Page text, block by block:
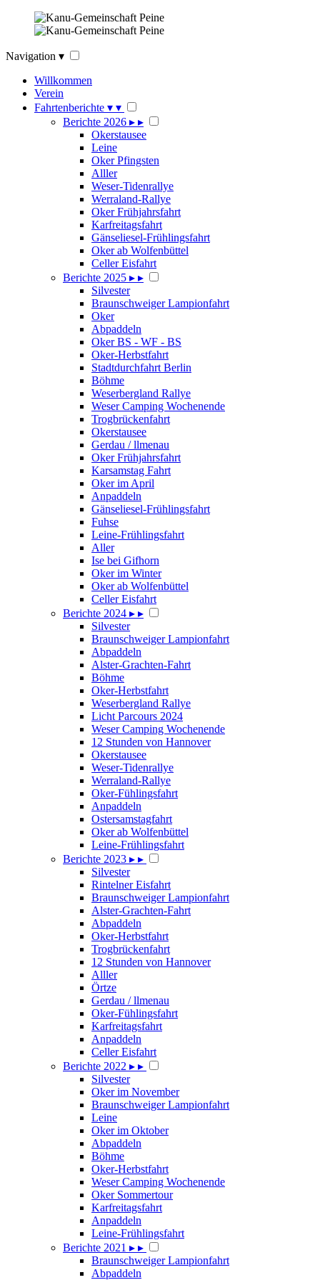
Navigation ▾
Willkommen
Verein
Fahrtenberichte ▾ ▾
Berichte 2026 ▸ ▸
Okerstausee
Leine
Oker Pfingsten
Alller
Weser-Tidenrallye
Werraland-Rallye
Oker Frühjahrsfahrt
Karfreitagsfahrt
Gänseliesel-Frühlingsfahrt
Oker ab Wolfenbüttel
Celler Eisfahrt
Berichte 2025 ▸ ▸
Silvester
Braunschweiger Lampionfahrt
Oker
Abpaddeln
Oker BS - WF - BS
Oker-Herbstfahrt
Stadtdurchfahrt Berlin
Böhme
Weserbergland Rallye
Weser Camping Wochenende
Trogbrückenfahrt
Okerstausee
Gerdau / llmenau
Oker Frühjahrsfahrt
Karsamstag Fahrt
Oker im April
Anpaddeln
Gänseliesel-Frühlingsfahrt
Fuhse
Leine-Frühlingsfahrt
Aller
Ise bei Gifhorn
Oker im Winter
Oker ab Wolfenbüttel
Celler Eisfahrt
Berichte 2024 ▸ ▸
Silvester
Braunschweiger Lampionfahrt
Abpaddeln
Alster-Grachten-Fahrt
Böhme
Oker-Herbstfahrt
Weserbergland Rallye
Licht Parcours 2024
Weser Camping Wochenende
12 Stunden von Hannover
Okerstausee
Weser-Tidenrallye
Werraland-Rallye
Oker-Fühlingsfahrt
Anpaddeln
Ostersamstagfahrt
Oker ab Wolfenbüttel
Leine-Frühlingsfahrt
Berichte 2023 ▸ ▸
Silvester
Rintelner Eisfahrt
Braunschweiger Lampionfahrt
Alster-Grachten-Fahrt
Abpaddeln
Oker-Herbstfahrt
Trogbrückenfahrt
12 Stunden von Hannover
Alller
Örtze
Gerdau / llmenau
Oker-Fühlingsfahrt
Karfreitagsfahrt
Anpaddeln
Celler Eisfahrt
Berichte 2022 ▸ ▸
Silvester
Oker im November
Braunschweiger Lampionfahrt
Leine
Oker im Oktober
Abpaddeln
Böhme
Oker-Herbstfahrt
Weser Camping Wochenende
Oker Sommertour
Karfreitagsfahrt
Anpaddeln
Leine-Frühlingsfahrt
Berichte 2021 ▸ ▸
Braunschweiger Lampionfahrt
Abpaddeln